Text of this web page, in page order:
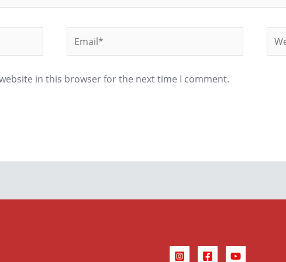
Email*
in this browser for the next time I comment.